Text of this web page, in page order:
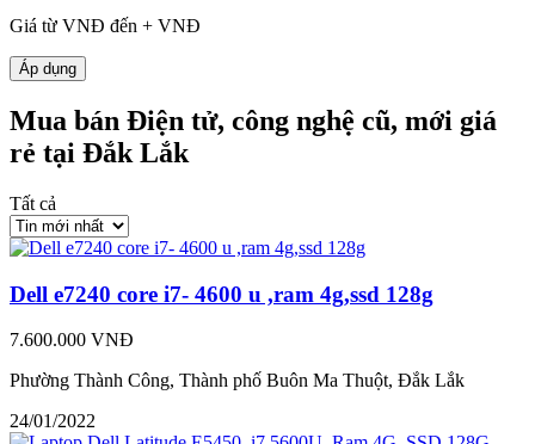
Giá từ VNĐ đến + VNĐ
Áp dụng
Mua bán Điện tử, công nghệ cũ, mới giá
rẻ tại Đắk Lắk
Tất cả
Dell e7240 core i7- 4600 u ,ram 4g,ssd 128g
7.600.000 VNĐ
Phường Thành Công, Thành phố Buôn Ma Thuột, Đắk Lắk
24/01/2022